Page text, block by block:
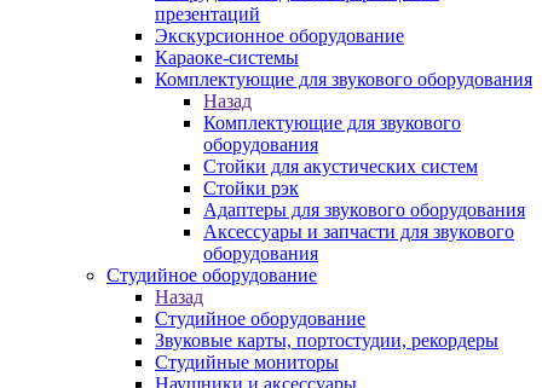
презентаций
Экскурсионное оборудование
Караоке-системы
Комплектующие для звукового оборудования
Назад
Комплектующие для звукового
оборудования
Стойки для акустических систем
Стойки рэк
Адаптеры для звукового оборудования
Аксессуары и запчасти для звукового
оборудования
Студийное оборудование
Назад
Студийное оборудование
Звуковые карты, портостудии, рекордеры
Студийные мониторы
Наушники и аксессуары